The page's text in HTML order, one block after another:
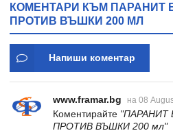
КОМЕНТАРИ КЪМ ПАРАНИТ
ПРОТИВ ВЪШКИ 200 МЛ
Напиши коментар
www.framar.bg на 08
Коментирайте
ПРОТИВ ВЪШКИ 200 мл"